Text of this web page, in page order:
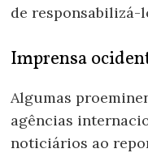
de responsabilizá-
Imprensa
Algumas
agências
noticiários ao